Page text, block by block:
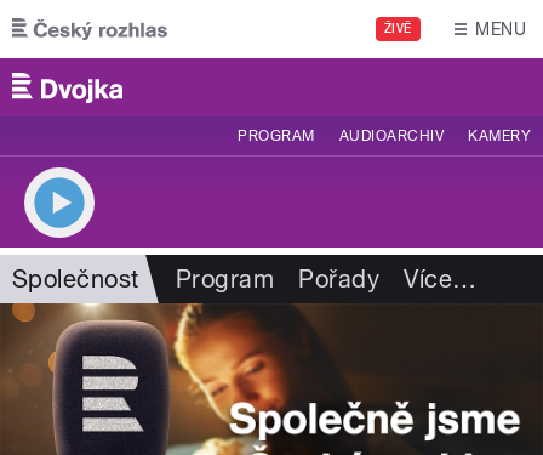
Přejít k hlavnímu obsahu
ŽIVĚ MENU
PROGRAM AUDIOARCHIV KAMERY
Společnost Program Pořady Více…